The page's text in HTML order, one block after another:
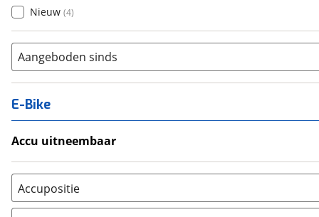
Nieuw (4)
Aangeboden sinds
E-Bike
Accu uitneembaar
Nee, vast (0)
Accupositie
Bagagedrager (0)